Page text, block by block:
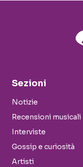
Sezioni
Notizie
Recensioni musicali
Interviste
Gossip e curiosità
Artisti